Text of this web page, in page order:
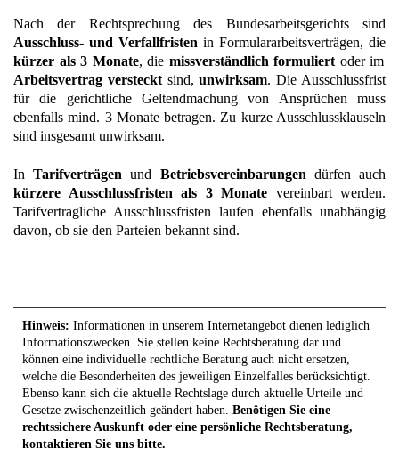
Nach der Rechtsprechung des Bundesarbeitsgerichts sind
Ausschluss- und Verfallfristen in Formulararbeitsverträgen, die
kürzer als 3 Monate, die missverständlich formuliert oder im
Arbeitsvertrag verstecktsind,unwirksam. Die Ausschlussfrist
für die gerichtliche Geltendmachung von Ansprüchen muss
ebenfalls mind. 3 Monate betragen. Zu kurze Ausschlussklauseln
sind insgesamt unwirksam.
InTarifverträgen und Betriebsvereinbarungen dürfen auch
kürzere Ausschlussfristen als 3 Monate vereinbart werden.
Tarifvertragliche Ausschlussfristen laufen ebenfalls unabhängig
davon, ob sie den Parteien bekannt sind.
Hinweis: Informationen in unserem Internetangebot dienen lediglich
Informationszwecken. Sie stellen keine Rechtsberatung dar und
können eine individuelle rechtliche Beratung auch nicht ersetzen,
welche die Besonderheiten des jeweiligen Einzelfalles berücksichtigt.
Ebenso kann sich die aktuelle Rechtslage durch aktuelle Urteile und
Gesetze zwischenzeitlich geändert haben. Benötigen Sie eine
rechtssichere Auskunft oder eine persönliche Rechtsberatung,
kontaktieren Sie uns bitte.